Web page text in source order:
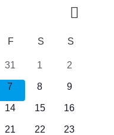
und
SucheMonat
F FREITAG
S SAMSTAG
S
0
Veranstaltungen
31
0
1
0
2
0
Veranstaltungen
7
0
8
0
9
0
14
0
15
0
16
0
21
0
22
0
23